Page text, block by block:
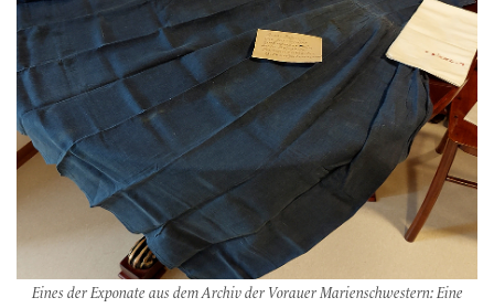
Eines der Exponate aus dem Archiv der Vorauer Marienschwestern: Eine